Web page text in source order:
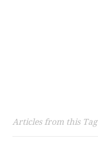
Articles from this Tag